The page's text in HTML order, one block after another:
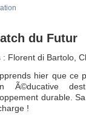
du Futur
: Florent di Bartolo,
hier que ce
Ã©ducative
durable.
!